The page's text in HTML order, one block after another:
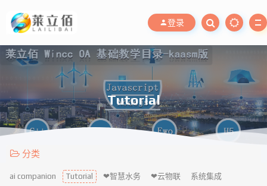
登录
Tutorial
分类
ai companion Tutorial ❤智慧水务 ❤云物联
系统集成